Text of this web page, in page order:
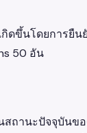
กิดขึ้นโดยการยืน
50 อัน
ถานะปัจจุบันข